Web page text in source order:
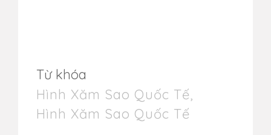
Từ khóa
Hình Xăm Sao Quốc Tế,
Hình Xăm Sao Quốc Tế